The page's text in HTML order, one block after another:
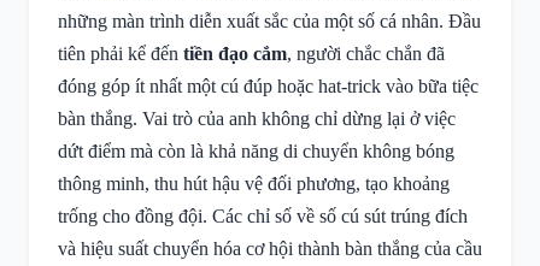
những màn trình diễn xuất sắc của một số cá nhân. Đầu
tiên phải kể đến tiền đạo cắm, người chắc chắn đã
đóng góp ít nhất một cú đúp hoặc hat-trick vào bữa tiệc
bàn thắng. Vai trò của anh không chỉ dừng lại ở việc
dứt điểm mà còn là khả năng di chuyển không bóng
thông minh, thu hút hậu vệ đối phương, tạo khoảng
trống cho đồng đội. Các chỉ số về số cú sút trúng đích
và hiệu suất chuyển hóa cơ hội thành bàn thắng của cầu